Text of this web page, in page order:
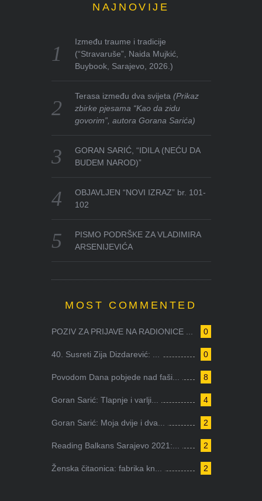
NAJNOVIJE
Između traume i tradicije
(“Stravaruše”, Naida Mujkić,
Buybook, Sarajevo, 2026.)
Terasa između dva svijeta(Prikaz
zbirke pjesama “Kao da zidu
govorim”, autora Gorana Sarića)
GORAN SARIĆ, “IDILA (NEĆU DA
BUDEM NAROD)”
OBJAVLJEN “NOVI IZRAZ” br. 101-
102
PISMO PODRŠKE ZA VLADIMIRA
ARSENIJEVIĆA
MOST COMMENTED
0
POZIV ZA PRIJAVE NA RADIONICE ...
0
40. Susreti Zija Dizdarević: ...
8
Povodom Dana pobjede nad faši...
4
Goran Sarić: Tlapnje i varlji...
2
Goran Sarić: Moja dvije i dva...
2
Reading Balkans Sarajevo 2021:...
2
Ženska čitaonica: fabrika kn...